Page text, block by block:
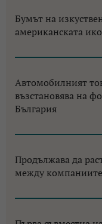
Бумът на
американската
Автомобилният
възстановява на
България
Продължава да
между